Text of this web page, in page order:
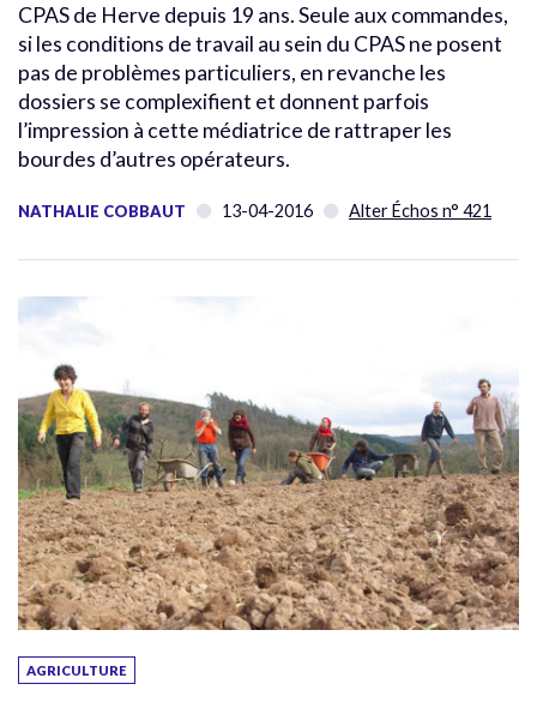
CPAS de Herve depuis 19 ans. Seule aux commandes,
si les conditions de travail au sein du CPAS ne posent
pas de problèmes particuliers, en revanche les
dossiers se complexifient et donnent parfois
l’impression à cette médiatrice de rattraper les
bourdes d’autres opérateurs.
NATHALIE COBBAUT 13-04-2016 Alter Échos n° 421
AGRICULTURE